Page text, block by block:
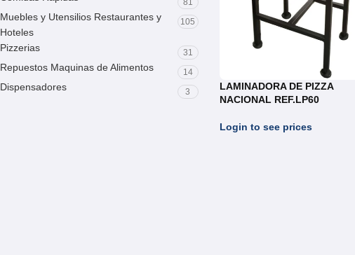
81
Muebles y Utensilios Restaurantes y
Hoteles
105
Pizzerias 31
Repuestos Maquinas de Alimentos 14
Dispensadores 3
LAMINADORA DE PIZZA
NACIONAL REF.LP60
Login to see prices